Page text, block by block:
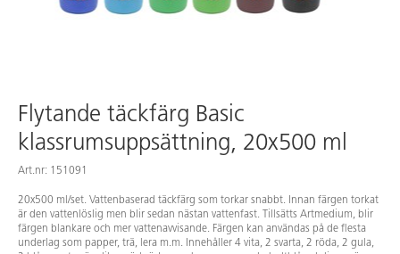
Flytande täckfärg Basic
klassrumsuppsättning, 20x500 ml
Art.nr: 151091
20x500 ml/set. Vattenbaserad täckfärg som torkar snabbt. Innan färgen torkat
är den vattenlöslig men blir sedan nästan vattenfast. Tillsätts Artmedium, blir
färgen blankare och mer vattenavvisande. Färgen kan användas på de flesta
underlag som papper, trä, lera m.m. Innehåller 4 vita, 2 svarta, 2 röda, 2 gula,